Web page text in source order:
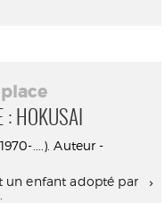
: HOKUSAI
....). Auteur -
un enfant adopté par